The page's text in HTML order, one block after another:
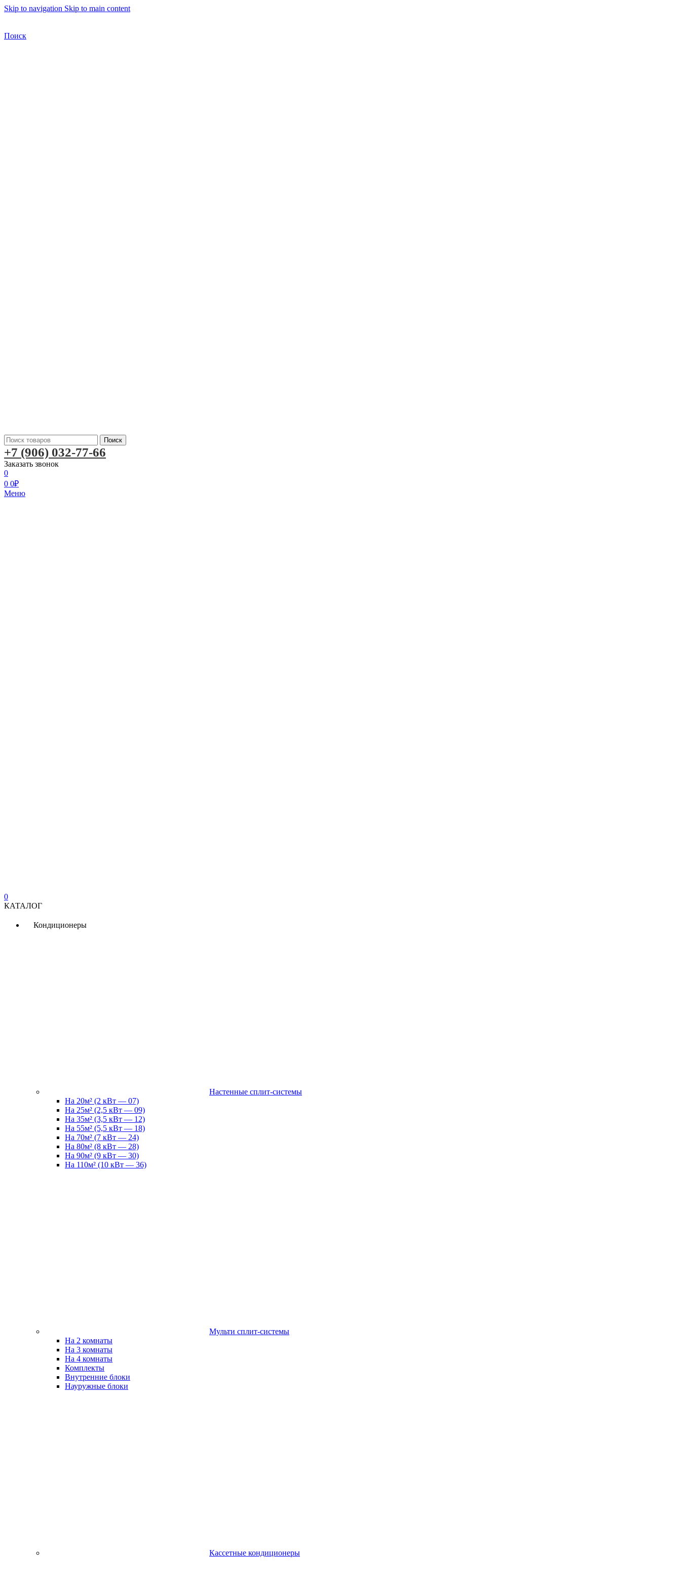
Skip to navigation Skip to main content
Поиск
Поиск
+7 (906) 032-77-66
Заказать звонок
0
0 0₽
Меню
0
КАТАЛОГ
Кондиционеры
Настенные сплит-системы
На 20м² (2 кВт — 07)
На 25м² (2,5 кВт — 09)
На 35м² (3,5 кВт — 12)
На 55м² (5,5 кВт — 18)
На 70м² (7 кВт — 24)
На 80м² (8 кВт — 28)
На 90м² (9 кВт — 30)
На 110м² (10 кВт — 36)
Мульти сплит-системы
На 2 комнаты
На 3 комнаты
На 4 комнаты
Комплекты
Внутренние блоки
Науружные блоки
Кассетные кондиционеры